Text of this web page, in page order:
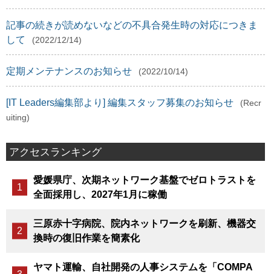
記事の続きが読めないなどの不具合発生時の対応につきま
して
(2022/12/14)
定期メンテナンスのお知らせ (2022/10/14)
[IT Leaders編集部より] 編集スタッフ募集のお知らせ
(Recr
uiting)
アクセスランキング
愛媛県庁、次期ネットワーク基盤でゼロトラストを
全面採用し、2027年1月に稼働
三原赤十字病院、院内ネットワークを刷新、機器交
換時の復旧作業を簡素化
ヤマト運輸、自社開発の人事システムを「COMPA